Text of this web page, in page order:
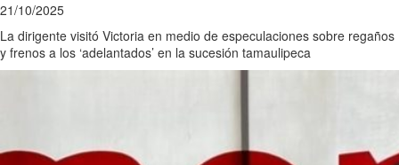
21/10/2025
La dirigente visitó Victoria en medio de especulaciones sobre regaños
y frenos a los ‘adelantados’ en la sucesión tamaulipeca